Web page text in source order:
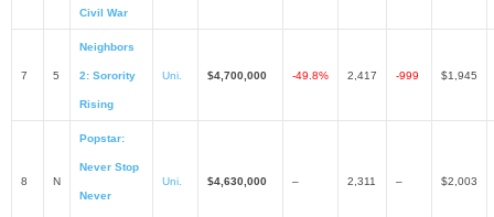
Civil War
7 5
Neighbors
2: Sorority
Rising
Uni. $4,700,000 -49.8% 2,417 -999 $1,945
8 N
Popstar:
Never Stop
Never
Uni. $4,630,000 – 2,311 – $2,003